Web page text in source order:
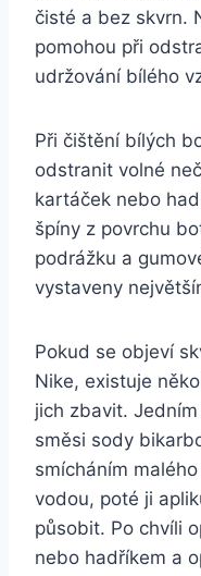
čisté a bez​ skvrn.
pomohou při
udržování bílého
Při​ čištění‍ bílých
odstranit volné⁣
kartáček nebo⁣
špíny z povrchu
podrážku a
vystaveny
Pokud se objeví
Nike, ​existuje
jich zbavit.
směsi ⁤sody⁣
smícháním
vodou, poté ​ji
působit. Po chvíli
nebo hadříkem⁣ a